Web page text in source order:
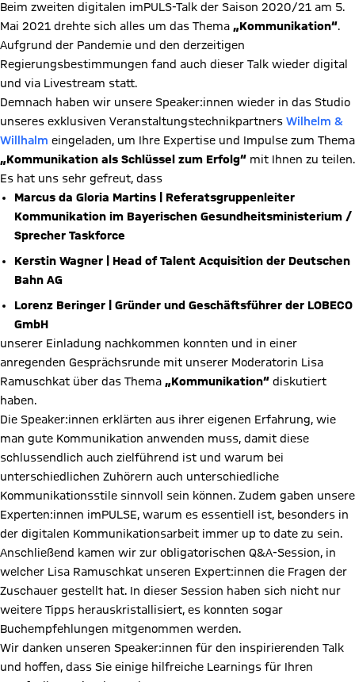
Beim zweiten digitalen imPULS-Talk der Saison 2020/21 am 5.
Mai 2021 drehte sich alles um das Thema „Kommunikation“.
Aufgrund der Pandemie und den derzeitigen
Regierungsbestimmungen fand auch dieser Talk wieder digital
und via Livestream statt.
Demnach haben wir unsere Speaker:innen wieder in das Studio
unseres exklusiven Veranstaltungstechnikpartners Wilhelm &
Willhalm eingeladen, um Ihre Expertise und Impulse zum Thema
„Kommunikation als Schlüssel zum Erfolg“ mit Ihnen zu teilen.
Es hat uns sehr gefreut, dass
Marcus da Gloria Martins | Referatsgruppenleiter
Kommunikation im Bayerischen Gesundheitsministerium /
Sprecher Taskforce
Kerstin Wagner | Head of Talent Acquisition der Deutschen
Bahn AG
Lorenz Beringer | Gründer und Geschäftsführer der LOBECO
GmbH
unserer Einladung nachkommen konnten und in einer
anregenden Gesprächsrunde mit unserer Moderatorin Lisa
Ramuschkat über das Thema „Kommunikation“ diskutiert
haben.
Die Speaker:innen erklärten aus ihrer eigenen Erfahrung, wie
man gute Kommunikation anwenden muss, damit diese
schlussendlich auch zielführend ist und warum bei
unterschiedlichen Zuhörern auch unterschiedliche
Kommunikationsstile sinnvoll sein können. Zudem gaben unsere
Experten:innen imPULSE, warum es essentiell ist, besonders in
der digitalen Kommunikationsarbeit immer up to date zu sein.
Anschließend kamen wir zur obligatorischen Q&A-Session, in
welcher Lisa Ramuschkat unseren Expert:innen die Fragen der
Zuschauer gestellt hat. In dieser Session haben sich nicht nur
weitere Tipps herauskristallisiert, es konnten sogar
Buchempfehlungen mitgenommen werden.
Wir danken unseren Speaker:innen für den inspirierenden Talk
und hoffen, dass Sie einige hilfreiche Learnings für Ihren